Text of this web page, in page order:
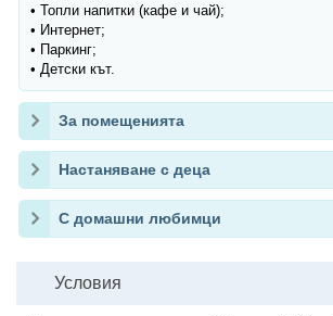
• Топли напитки (кафе и чай);
• Интернет;
• Паркинг;
• Детски кът.
За помещенията
Настаняване с деца
С домашни любимци
Условия